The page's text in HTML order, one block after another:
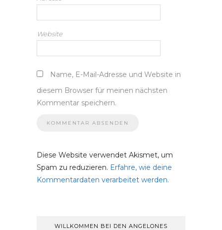
Website
Name, E-Mail-Adresse und Website in
diesem Browser für meinen nächsten
Kommentar speichern.
Diese Website verwendet Akismet, um
Spam zu reduzieren. Erfahre, wie deine
Kommentardaten verarbeitet werden.
WILLKOMMEN BEI DEN ANGELONES